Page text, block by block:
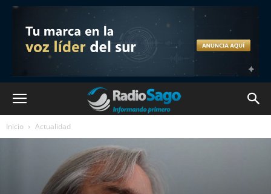
Inicio Actualidad